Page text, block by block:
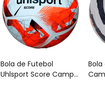
Bola de Futebol
Uhlsport Score Campo